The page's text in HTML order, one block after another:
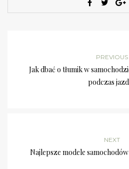
PREVIOUS
Jak dbać o tłumik w
podczas
NEXT
Najlepsze modele